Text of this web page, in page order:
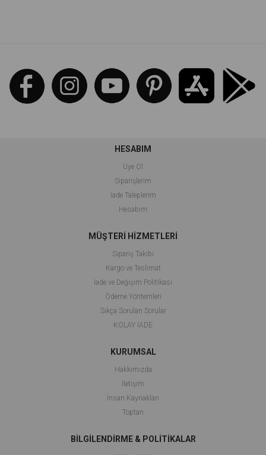
HESABIM
Üye Ol
Siparişlerim
İade Taleplerim
Hesabım
MÜŞTERİ HİZMETLERİ
Sipariş Takibi
Kargo ve Teslimat
İade ve Değişim Politikası
Ödeme Yöntemleri
Sıkça Sorulan Sorular
KOLAY İADE
KURUMSAL
Hakkımızda
İletişim
İnsan Kaynakları
Toptan
BİLGİLENDİRME & POLİTİKALAR